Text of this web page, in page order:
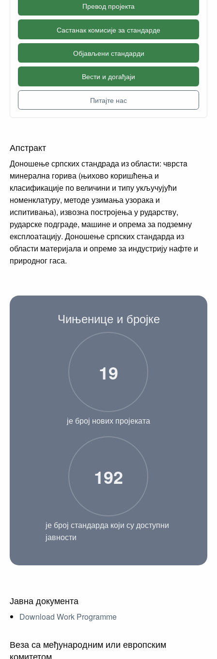
Превод пројекта
Састанак комисије за стандарде
Објављени стандарди
Вести и догађаји
Питајте нас
Апстракт
Доношење српских стандрада из области: чврстa
минералнa горива (њиховo коришћења и
класификације по величини и типу укључујући
номенклатуру, методе узимања узорака и
испитивања), извозна постројења у рударству,
рударске подграде, машине и опрема за подземну
експлоатацију. Доношење српских стандарда из
области материјалa и опремe за индустрију нафте и
природног гаса.
Чињенице и бројке
19
је број нових пројеката
192
је број стандарда који су доступни
јавности
Јавна документа
Download Work Programme
Веза са међународним или европским
комитетом